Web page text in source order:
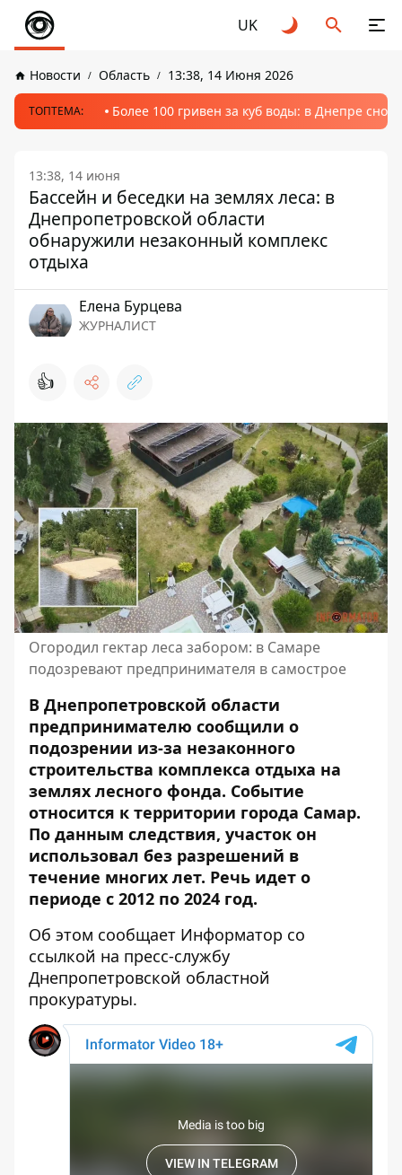
UK
Новости Область 13:38, 14 Июня 2026
ТОПТЕМА: Более 100 гривен за куб воды: в Днепре
13:38, 14 июня
Бассейн и беседки на землях леса: в
Днепропетровской области
обнаружили незаконный комплекс
отдыха
Елена Бурцева
ЖУРНАЛИСТ
👍
Огородил гектар леса забором: в Самаре
подозревают предпринимателя в самострое
В Днепропетровской области
предпринимателю сообщили о
подозрении из-за незаконного
строительства комплекса отдыха на
землях лесного фонда. Событие
относится к территории города Самар.
По данным следствия, участок он
использовал без разрешений в
течение многих лет. Речь идет о
периоде с 2012 по 2024 год.
Об этом сообщает Информатор со
ссылкой на пресс-службу
Днепропетровской областной
прокуратуры.